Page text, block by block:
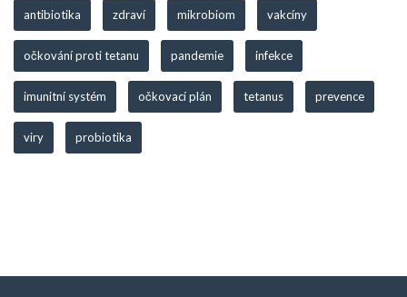
antibiotika zdraví mikrobiom vakcíny
očkování proti tetanu pandemie infekce
imunitní systém očkovací plán tetanus prevence
viry probiotika